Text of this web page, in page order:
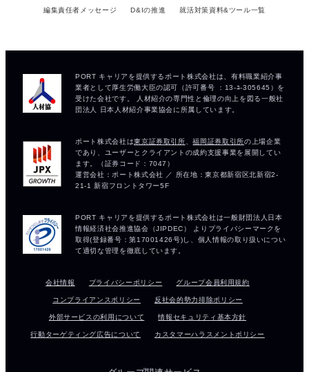
編集責任者メッセージ D&Iの推進 就活対策資料&ツール一覧
会社情報 プライバシーポリシー グループ会員利用規約
コンプライアンスポリシー 反社会的勢力排除ポリシー
外部サービスの利用について 情報セキュリティ基本方針
行動ターゲティング広告について カスタマーハラスメントポリシー